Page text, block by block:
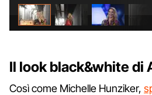
Il look black&white di
Così come Michelle Hunziker,